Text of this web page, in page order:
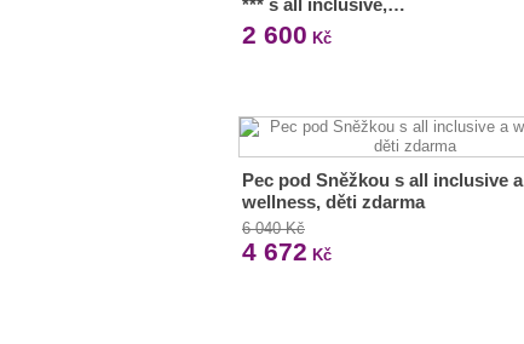
*** s all inclusive,…
2 600 Kč
Pec pod Sněžkou s all inclusive a
wellness, děti zdarma
6 040 Kč
4 672 Kč